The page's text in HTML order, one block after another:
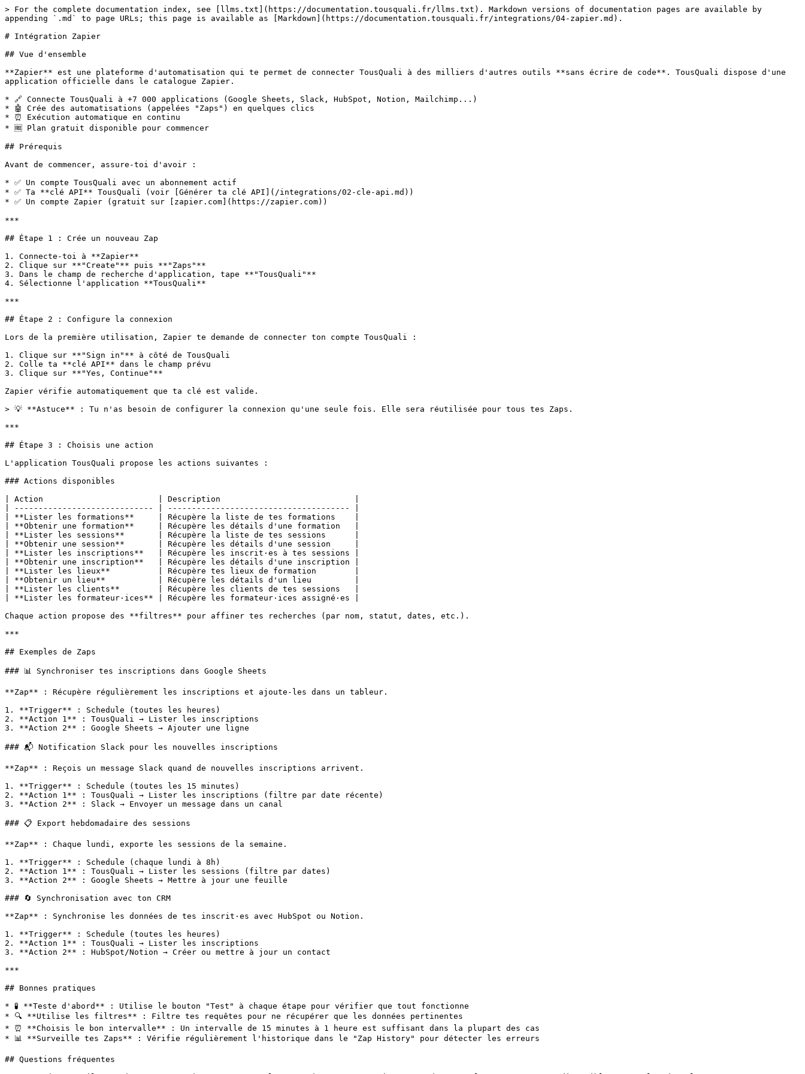
> For the complete documentation index, see [llms.txt](https://documentation.tousquali.fr/llms.txt). Markdown versions of documentation pages are available by
appending `.md` to page URLs; this page is available as [Markdown](https://documentation.tousquali.fr/integrations/04-zapier.md).
# Intégration Zapier
## Vue d'ensemble
**Zapier** est une plateforme d'automatisation qui te permet de connecter TousQuali à des milliers d'autres outils **sans écrire de code**. TousQuali dispose d'une
application officielle dans le catalogue Zapier.
* 🔗 Connecte TousQuali à +7 000 applications (Google Sheets, Slack, HubSpot, Notion, Mailchimp...)
* 🤖 Crée des automatisations (appelées "Zaps") en quelques clics
* ⏰ Exécution automatique en continu
* 🆓 Plan gratuit disponible pour commencer
## Prérequis
Avant de commencer, assure-toi d'avoir :
* ✅ Un compte TousQuali avec un abonnement actif
* ✅ Ta **clé API** TousQuali (voir [Générer ta clé API](/integrations/02-cle-api.md))
* ✅ Un compte Zapier (gratuit sur [zapier.com](https://zapier.com))
***
## Étape 1 : Crée un nouveau Zap
1. Connecte-toi à **Zapier**
2. Clique sur **"Create"** puis **"Zaps"**
3. Dans le champ de recherche d'application, tape **"TousQuali"**
4. Sélectionne l'application **TousQuali**
***
## Étape 2 : Configure la connexion
Lors de la première utilisation, Zapier te demande de connecter ton compte TousQuali :
1. Clique sur **"Sign in"** à côté de TousQuali
2. Colle ta **clé API** dans le champ prévu
3. Clique sur **"Yes, Continue"**
Zapier vérifie automatiquement que ta clé est valide.
> 💡 **Astuce** : Tu n'as besoin de configurer la connexion qu'une seule fois. Elle sera réutilisée pour tous tes Zaps.
***
## Étape 3 : Choisis une action
L'application TousQuali propose les actions suivantes :
### Actions disponibles
| Action                        | Description                            |
| ----------------------------- | -------------------------------------- |
| **Lister les formations**     | Récupère la liste de tes formations    |
| **Obtenir une formation**     | Récupère les détails d'une formation   |
| **Lister les sessions**       | Récupère la liste de tes sessions      |
| **Obtenir une session**       | Récupère les détails d'une session     |
| **Lister les inscriptions**   | Récupère les inscrit·es à tes sessions |
| **Obtenir une inscription**   | Récupère les détails d'une inscription |
| **Lister les lieux**          | Récupère tes lieux de formation        |
| **Obtenir un lieu**           | Récupère les détails d'un lieu         |
| **Lister les clients**        | Récupère les clients de tes sessions   |
| **Lister les formateur·ices** | Récupère les formateur·ices assigné·es |
Chaque action propose des **filtres** pour affiner tes recherches (par nom, statut, dates, etc.).
***
## Exemples de Zaps
### 📊 Synchroniser tes inscriptions dans Google Sheets
**Zap** : Récupère régulièrement les inscriptions et ajoute-les dans un tableur.
1. **Trigger** : Schedule (toutes les heures)
2. **Action 1** : TousQuali → Lister les inscriptions
3. **Action 2** : Google Sheets → Ajouter une ligne
### 📬 Notification Slack pour les nouvelles inscriptions
**Zap** : Reçois un message Slack quand de nouvelles inscriptions arrivent.
1. **Trigger** : Schedule (toutes les 15 minutes)
2. **Action 1** : TousQuali → Lister les inscriptions (filtre par date récente)
3. **Action 2** : Slack → Envoyer un message dans un canal
### 📋 Export hebdomadaire des sessions
**Zap** : Chaque lundi, exporte les sessions de la semaine.
1. **Trigger** : Schedule (chaque lundi à 8h)
2. **Action 1** : TousQuali → Lister les sessions (filtre par dates)
3. **Action 2** : Google Sheets → Mettre à jour une feuille
### 🔄 Synchronisation avec ton CRM
**Zap** : Synchronise les données de tes inscrit·es avec HubSpot ou Notion.
1. **Trigger** : Schedule (toutes les heures)
2. **Action 1** : TousQuali → Lister les inscriptions
3. **Action 2** : HubSpot/Notion → Créer ou mettre à jour un contact
***
## Bonnes pratiques
* 🧪 **Teste d'abord** : Utilise le bouton "Test" à chaque étape pour vérifier que tout fonctionne
* 🔍 **Utilise les filtres** : Filtre tes requêtes pour ne récupérer que les données pertinentes
* ⏰ **Choisis le bon intervalle** : Un intervalle de 15 minutes à 1 heure est suffisant dans la plupart des cas
* 📊 **Surveille tes Zaps** : Vérifie régulièrement l'historique dans le "Zap History" pour détecter les erreurs
## Questions fréquentes